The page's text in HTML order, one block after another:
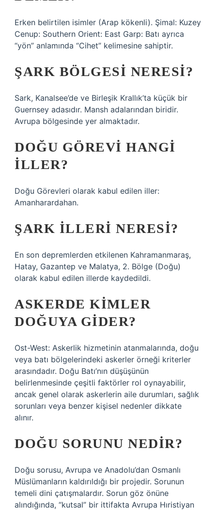
Erken belirtilen isimler (Arap kökenli). Şimal: Kuzey
Cenup: Southern Orient: East Garp: Batı ayrıca
“yön” anlamında “Cihet” kelimesine sahiptir.
ŞARK BÖLGESI NERESI?
Sark, Kanalsee’de ve Birleşik Krallık’ta küçük bir
Guernsey adasıdır. Mansh adalarından biridir.
Avrupa bölgesinde yer almaktadır.
DOĞU GÖREVI HANGI
ILLER?
Doğu Görevleri olarak kabul edilen iller:
Amanharardahan.
ŞARK ILLERI NERESI?
En son depremlerden etkilenen Kahramanmaraş,
Hatay, Gazantep ve Malatya, 2. Bölge (Doğu)
olarak kabul edilen illerde kaydedildi.
ASKERDE KIMLER
DOĞUYA GIDER?
Ost-West: Askerlik hizmetinin atanmalarında, doğu
veya batı bölgelerindeki askerler örneği kriterler
arasındadır. Doğu Batı’nın düşüşünün
belirlenmesinde çeşitli faktörler rol oynayabilir,
ancak genel olarak askerlerin aile durumları, sağlık
sorunları veya benzer kişisel nedenler dikkate
alınır.
DOĞU SORUNU NEDIR?
Doğu sorusu, Avrupa ve Anadolu’dan Osmanlı
Müslümanların kaldırıldığı bir projedir. Sorunun
temeli dini çatışmalardır. Sorun göz önüne
alındığında, “kutsal” bir ittifakta Avrupa Hıristiyan